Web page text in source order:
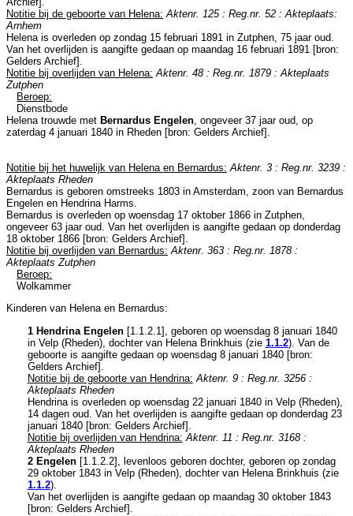
Notitie bij de geboorte van Helena: Aktenr. 125 : Reg.nr. 52 : Akteplaats:
Arnhem
Helena is overleden op zondag 15 februari 1891 in Zutphen, 75 jaar oud.
Van het overlijden is aangifte gedaan op maandag 16 februari 1891 [bron:
Gelders Archief].
Notitie bij overlijden van Helena: Aktenr. 48 : Reg.nr. 1879 : Akteplaats
Zutphen
Beroep:
Dienstbode
Helena trouwde met Bernardus Engelen, ongeveer 37 jaar oud, op
zaterdag 4 januari 1840 in Rheden [bron: Gelders Archief].
Notitie bij het huwelijk van Helena en Bernardus: Aktenr. 3 : Reg.nr. 3239 :
Akteplaats Rheden
Bernardus is geboren omstreeks 1803 in Amsterdam, zoon van Bernardus
Engelen en Hendrina Harms.
Bernardus is overleden op woensdag 17 oktober 1866 in Zutphen,
ongeveer 63 jaar oud. Van het overlijden is aangifte gedaan op donderdag
18 oktober 1866 [bron: Gelders Archief].
Notitie bij overlijden van Bernardus: Aktenr. 363 : Reg.nr. 1878 :
Akteplaats Zutphen
Beroep:
Wolkammer
Kinderen van Helena en Bernardus:
1 Hendrina Engelen[1.1.2.1 ], geboren op woensdag 8 januari 1840
in Velp (Rheden), dochter van Helena Brinkhuis (zie 1.1.2). Van de
geboorte is aangifte gedaan op woensdag 8 januari 1840 [bron:
Gelders Archief].
Notitie bij de geboorte van Hendrina: Aktenr. 9 : Reg.nr. 3256 :
Akteplaats Rheden
Hendrina is overleden op woensdag 22 januari 1840 in Velp (Rheden),
14 dagen oud. Van het overlijden is aangifte gedaan op donderdag 23
januari 1840 [bron: Gelders Archief].
Notitie bij overlijden van Hendrina: Aktenr. 11 : Reg.nr. 3168 :
Akteplaats Rheden
2 Engelen[1.1.2.2], levenloos geboren dochter, geboren op zondag
29 oktober 1843 in Velp (Rheden), dochter van Helena Brinkhuis (zie
1.1.2).
Van het overlijden is aangifte gedaan op maandag 30 oktober 1843
[bron: Gelders Archief].